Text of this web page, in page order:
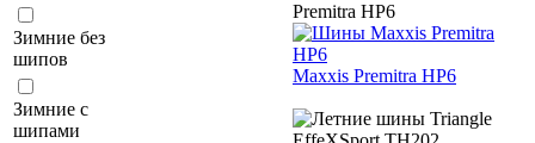
Зимние без
шипов
Зимние с
шипами
Maxxis Premitra HP6